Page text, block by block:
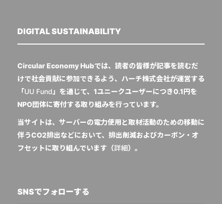
DIGITAL SUSTAINABILITY
Circular Economy Hubでは、読者の皆様が記事を読むだ
けで社会貢献に参加できるよう、ハーチ株式会社が運営する
「UU Fund 」を通じて、1ユニークユーザーにつき0.1円を
NPO団体に寄付する取り組みを行っています。
当サイトは、サーバーの電力使用と取材活動のための移動に
伴うCO2排出などにおいて、排出削減およびカーボン・オ
フセットに取り組んでいます（詳細）。
SNSでフォローする